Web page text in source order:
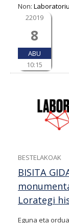
Non:
22019
8
ABU
10:15
BESTELAKOAK
BISITA
Lorategi
Eguna eta